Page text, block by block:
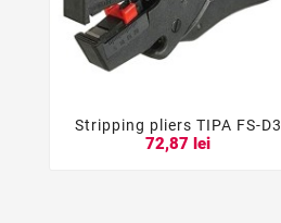
 
Stripping pliers TIPA FS-D3
72,87 lei